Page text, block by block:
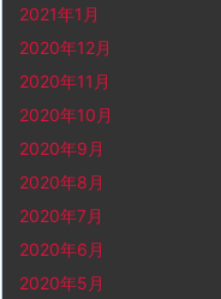
2021年1月
2020年12月
2020年11月
2020年10月
2020年9月
2020年8月
2020年7月
2020年6月
2020年5月